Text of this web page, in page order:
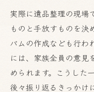
遺品整理の
方
遺品整理を
遺品整理中
故人の想いを大
実際に遺品整理の現場
ものと手放すものを決
バムの作成なども行わ
には、家族全員の意見
められます。こうした
後々振り返るきっかけ